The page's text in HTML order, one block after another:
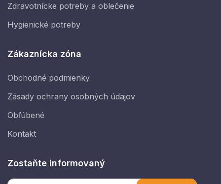
Zdravotnícke potreby a oblečenie
Hygienické potreby
Zákaznícka zóna
Obchodné podmienky
Zásady ochrany osobných údajov
Obľúbené
Kontakt
Zostaňte informovaný